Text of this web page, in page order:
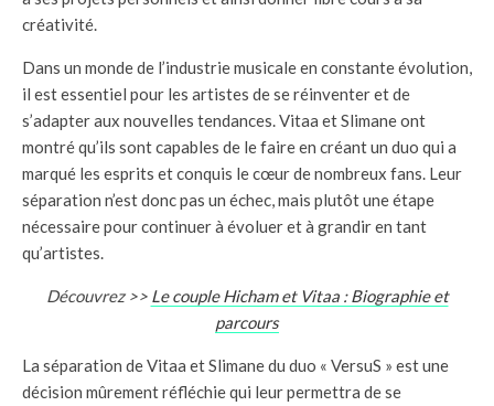
créativité.
Dans un monde de l’industrie musicale en constante évolution,
il est essentiel pour les artistes de se réinventer et de
s’adapter aux nouvelles tendances. Vitaa et Slimane ont
montré qu’ils sont capables de le faire en créant un duo qui a
marqué les esprits et conquis le cœur de nombreux fans. Leur
séparation n’est donc pas un échec, mais plutôt une étape
nécessaire pour continuer à évoluer et à grandir en tant
qu’artistes.
Découvrez >> Le couple Hicham et Vitaa : Biographie et
parcours
La séparation de Vitaa et Slimane du duo « VersuS » est une
décision mûrement réfléchie qui leur permettra de se